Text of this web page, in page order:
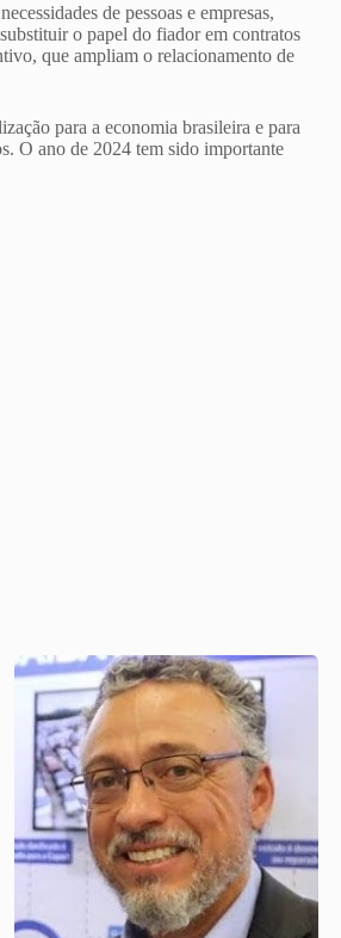
de pessoas e empresas,
o papel do fiador em contratos
que ampliam o relacionamento de
para a economia brasileira e para
O ano de 2024 tem sido importante